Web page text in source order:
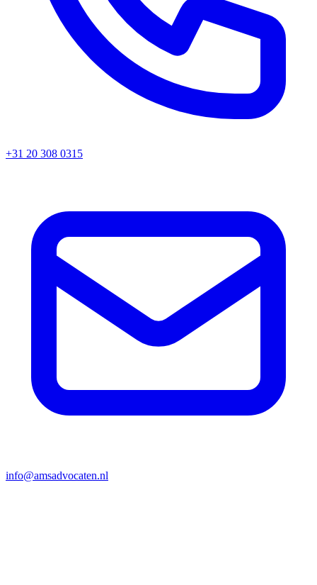
+31 20 308 0315
info@amsadvocaten.nl